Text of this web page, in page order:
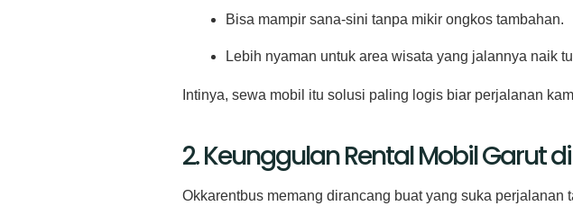
Bisa mampir sana-sini tanpa mikir ongkos tambahan.
Lebih nyaman untuk area wisata yang jalannya naik
Intinya, sewa mobil itu solusi paling logis biar perjalanan
2. Keunggulan Rental Mobil Garut
Okkarentbus memang dirancang buat yang suka